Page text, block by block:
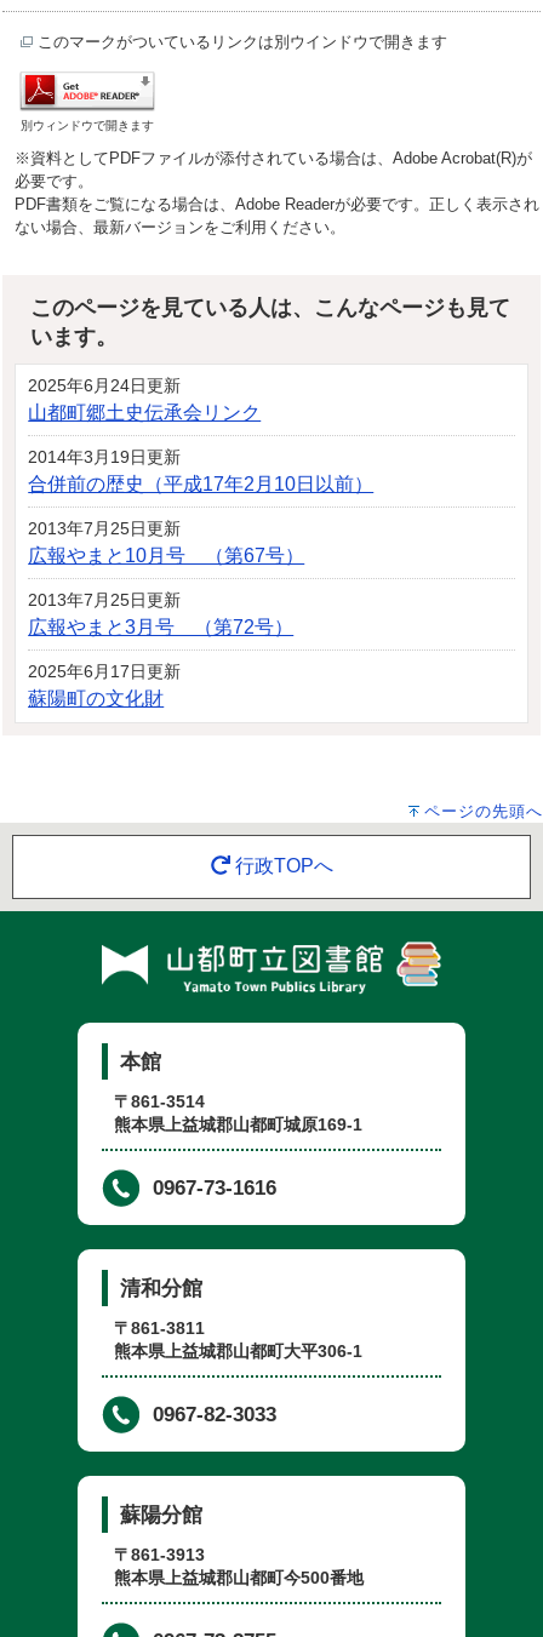
このマークがついているリンクは別ウインドウで開きます
別ウィンドウで開きます
※資料としてPDFファイルが添付されている場合は、Adobe Acrobat(R)が
必要です。
PDF書類をご覧になる場合は、Adobe Readerが必要です。正しく表示され
ない場合、最新バージョンをご利用ください。
このページを見ている人は、こんなページも見て
います。
2025年6月24日更新
山都町郷土史伝承会リンク
2014年3月19日更新
合併前の歴史（平成17年2月10日以前）
2013年7月25日更新
広報やまと10月号 （第67号）
2013年7月25日更新
広報やまと3月号 （第72号）
2025年6月17日更新
蘇陽町の文化財
ページの先頭へ
行政TOPへ
本館
〒861-3514
熊本県上益城郡山都町城原169-1
0967-73-1616
清和分館
〒861-3811
熊本県上益城郡山都町大平306-1
0967-82-3033
蘇陽分館
〒861-3913
熊本県上益城郡山都町今500番地